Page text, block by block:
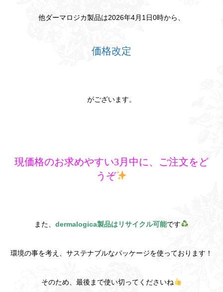
他ダーマロジカ製品は2026年4月1日0時から、
価格改定
がございます。
現価格のお求めやすい3月中に、ご注文をど
うぞ
また、dermalogica製品はリサイクル可能です
環境の事を考え、サステナブルなパッケージを使っております！
そのため、最後まで使い切ってくださいね